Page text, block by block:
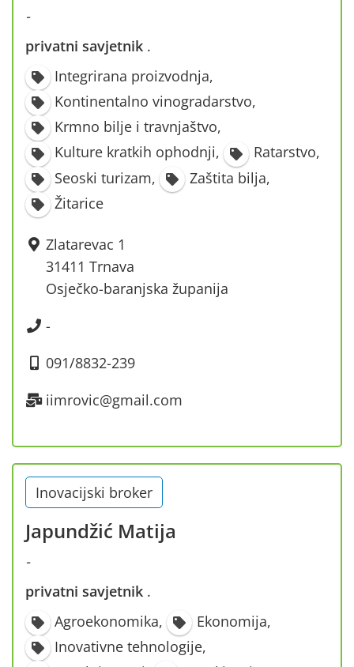
-
privatni savjetnik ·
Integrirana proizvodnja,
Kontinentalno vinogradarstvo,
Krmno bilje i travnjaštvo,
Kulture kratkih ophodnji, Ratarstvo,
Seoski turizam, Zaštita bilja,
Žitarice
Zlatarevac 1
31411 Trnava
Osječko-baranjska županija
-
091/8832-239
iimrovic@gmail.com
Inovacijski broker
Japundžić Matija
-
privatni savjetnik ·
Agroekonomika, Ekonomija,
Inovativne tehnologije,